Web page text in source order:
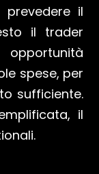
il
il trader
spese, per
sufficiente.
il